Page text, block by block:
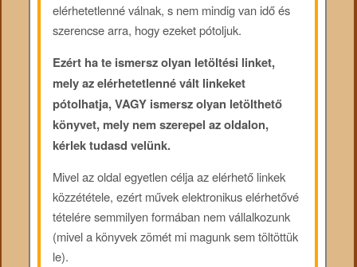
elérhetetlenné válnak, s nem mindig van idő és
szerencse arra, hogy ezeket pótoljuk.
Ezért ha te ismersz olyan letöltési linket,
mely az elérhetetlenné vált linkeket
pótolhatja, VAGY ismersz olyan letölthető
könyvet, mely nem szerepel az oldalon,
kérlek tudasd velünk.
Mivel az oldal egyetlen célja az elérhető linkek
közzététele, ezért művek elektronikus elérhetővé
tételére semmilyen formában nem vállalkozunk
(mivel a könyvek zömét mi magunk sem töltöttük
le).